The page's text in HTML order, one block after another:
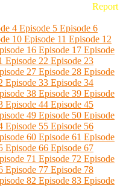
Report
4 Episode 5 Episode 6
10 Episode 11 Episode 12
16 Episode 17 Episode
Episode 22 Episode 23
27 Episode 28 Episode
Episode 33 Episode 34
38 Episode 39 Episode
Episode 44 Episode 45
49 Episode 50 Episode
Episode 55 Episode 56
60 Episode 61 Episode
Episode 66 Episode 67
71 Episode 72 Episode
Episode 77 Episode 78
82 Episode 83 Episode